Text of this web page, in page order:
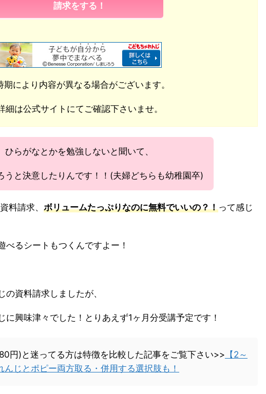
請求をする！
期により内容が異なる場合がございます。
細は公式サイトにてご確認下さいませ。
ひらがなとかを勉強しないと聞いて、
うと決意したりんです！！(夫婦どちらも幼稚園卒)
料請求、 ボリュームたっぷりなのに無料でいいの？！って感じ
べるシートもつくんですよー！
資料請求しましたが、
に興味津々でした！とりあえず1ヶ月分受講予定です！
円)と迷ってる方は特徴を比較した記事をご覧下さい>> 【2～
じとポピー両方取る・併用する選択肢も！